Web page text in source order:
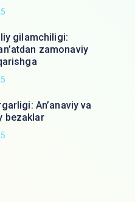
gilamchiligi:
zamonaviy
An’anaviy va
bezaklar